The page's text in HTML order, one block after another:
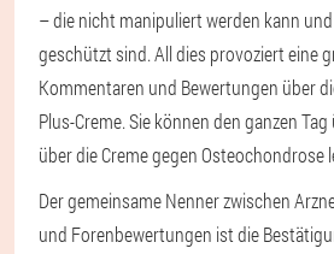
– die nicht manipuliert werden kann
geschützt sind. All dies provoziert eine
Kommentaren und Bewertungen über
Plus-Creme. Sie können den ganzen
über die Creme gegen Osteochondrose
Der gemeinsame Nenner zwischen
und Forenbewertungen ist die